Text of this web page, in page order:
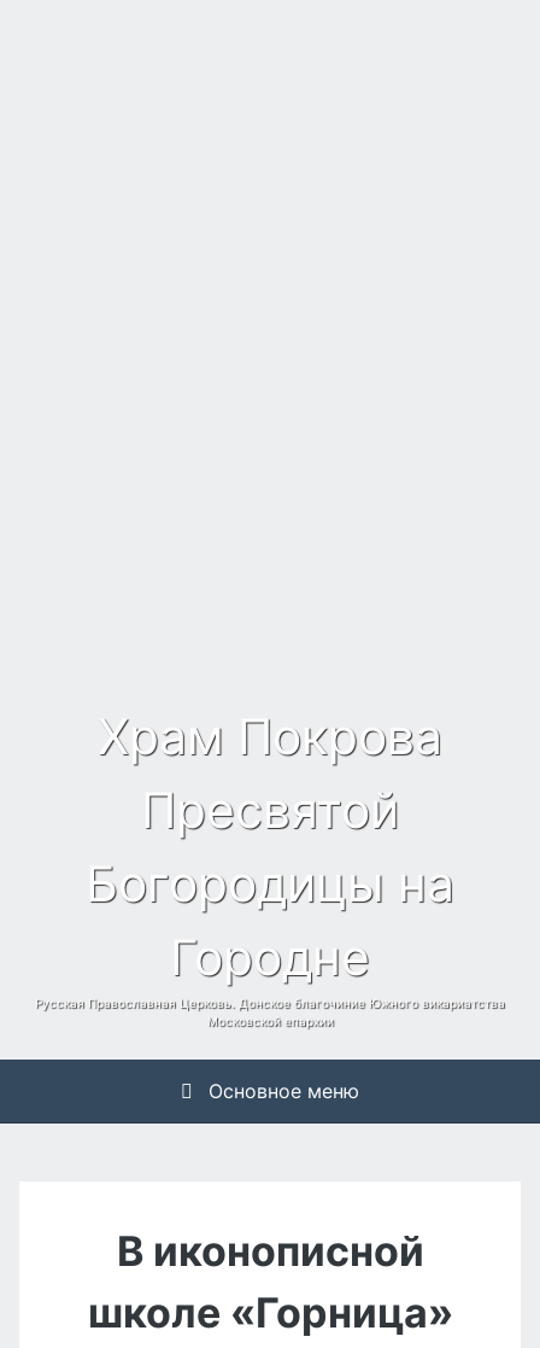
Храм Покрова
Пресвятой
Богородицы на
Городне
Русская Православная Церковь. Донское благочиние Южного викариатства
Московской епархии
Основное меню
В иконописной
школе «Горница»